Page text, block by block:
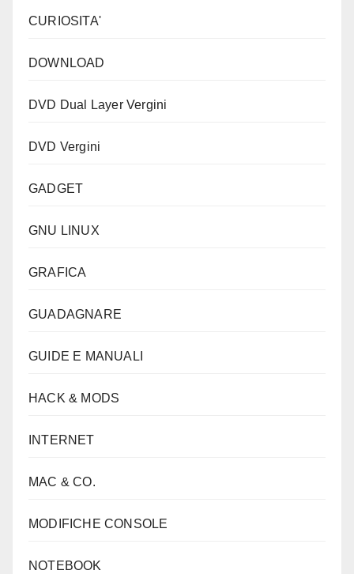
CURIOSITA'
DOWNLOAD
DVD Dual Layer Vergini
DVD Vergini
GADGET
GNU LINUX
GRAFICA
GUADAGNARE
GUIDE E MANUALI
HACK & MODS
INTERNET
MAC & CO.
MODIFICHE CONSOLE
NOTEBOOK